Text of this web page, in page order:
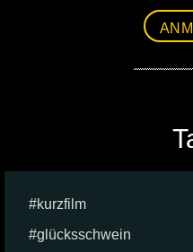
kurzfilm
glücksschwein